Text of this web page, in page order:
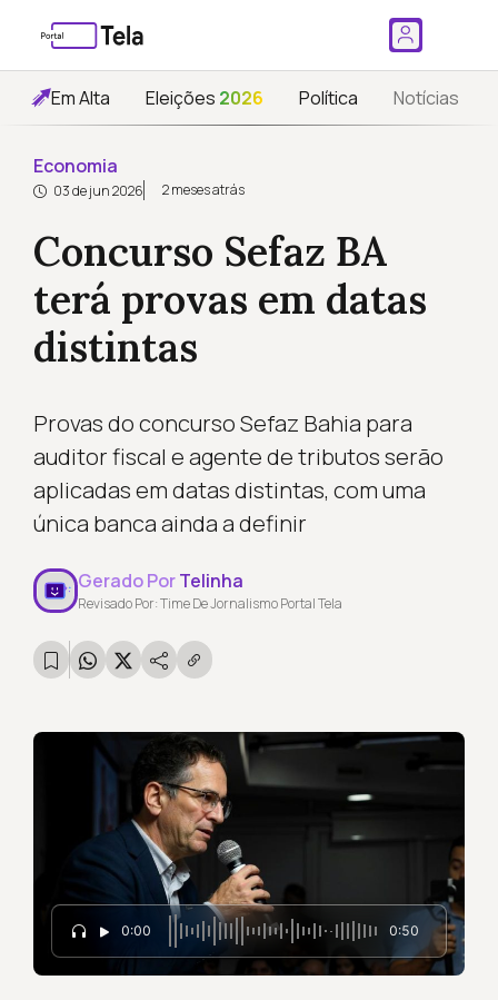
Em Alta Eleições 2026 Política Notícias
Economia
03 de jun 2026 2 meses atrás
Concurso Sefaz BA
terá provas em datas
distintas
Provas do concurso Sefaz Bahia para
auditor fiscal e agente de tributos serão
aplicadas em datas distintas, com uma
única banca ainda a definir
Gerado PorTelinha
Revisado Por: Time De Jornalismo Portal Tela
0:00 0:50